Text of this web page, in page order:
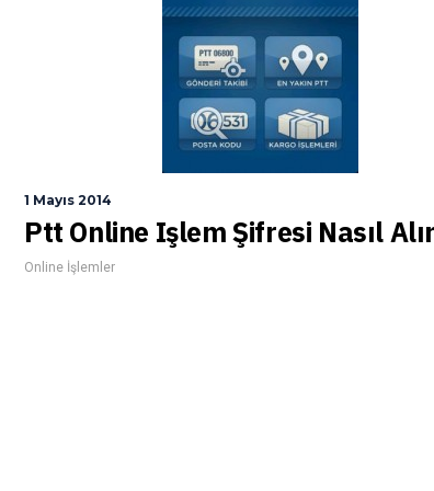
1 Mayıs 2014
Ptt Online Işlem Şifresi Nasıl
Online İşlemler